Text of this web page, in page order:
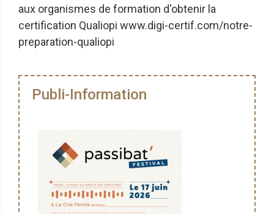
aux organismes de formation d'obtenir la
certification Qualiopi www.digi-certif.com/notre-
preparation-qualiopi
Publi-Information